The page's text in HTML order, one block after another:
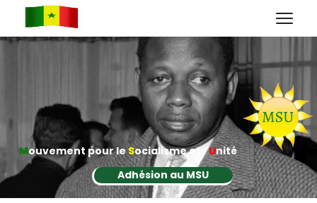
Mouvement pour leSocialisme et l'Unité
Adhésion au MSU